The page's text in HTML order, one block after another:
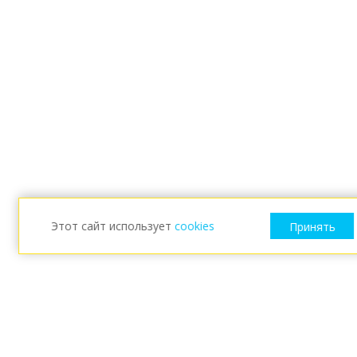
Этот сайт используетcookies Принять